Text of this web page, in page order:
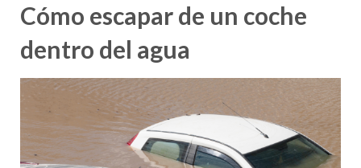
Cómo escapar de un coche
dentro del agua